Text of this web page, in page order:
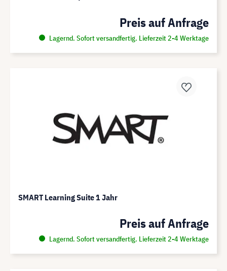
Preis auf Anfrage
Lagernd. Sofort versandfertig. Lieferzeit 2-4 Werktage
SMART Learning Suite 1 Jahr
Preis auf Anfrage
Lagernd. Sofort versandfertig. Lieferzeit 2-4 Werktage